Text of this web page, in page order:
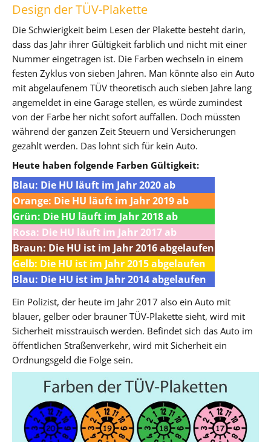
Design der TÜV-Plakette
Die Schwierigkeit beim Lesen der Plakette besteht darin,
dass das Jahr ihrer Gültigkeit farblich und nicht mit einer
Nummer eingetragen ist. Die Farben wechseln in einem
festen Zyklus von sieben Jahren. Man könnte also ein Auto
mit abgelaufenem TÜV theoretisch auch sieben Jahre lang
angemeldet in eine Garage stellen, es würde zumindest
von der Farbe her nicht sofort auffallen. Doch müssten
während der ganzen Zeit Steuern und Versicherungen
gezahlt werden. Das lohnt sich für kein Auto.
Heute haben folgende Farben Gültigkeit:
Blau: Die HU läuft im Jahr 2020 ab
Orange: Die HU läuft im Jahr 2019 ab
Grün: Die HU läuft im Jahr 2018 ab
Rosa: Die HU läuft im Jahr 2017 ab
Braun: Die HU ist im Jahr 2016 abgelaufen
Gelb: Die HU ist im Jahr 2015 abgelaufen
Blau: Die HU ist im Jahr 2014 abgelaufen
Ein Polizist, der heute im Jahr 2017 also ein Auto mit
blauer, gelber oder brauner TÜV-Plakette sieht, wird mit
Sicherheit misstrauisch werden. Befindet sich das Auto im
öffentlichen Straßenverkehr, wird mit Sicherheit ein
Ordnungsgeld die Folge sein.